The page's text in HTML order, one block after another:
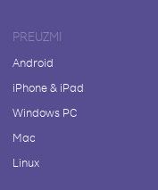
PREUZMI
Android
iPhone & iPad
Windows PC
Mac
Linux